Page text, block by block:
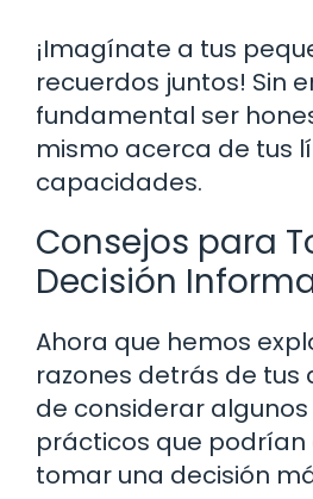
¡Imagínate a tus
recuerdos juntos! Sin
fundamental ser
mismo acerca de tus
capacidades.
Consejos para
Decisión
Ahora que hemos
razones detrás de tus
de considerar
prácticos que
tomar una decisión